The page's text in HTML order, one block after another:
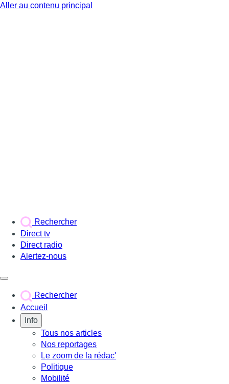
Aller au contenu principal
Rechercher
Direct tv
Direct radio
Alertez-nous
Rechercher
Accueil
Info
Tous nos articles
Nos reportages
Le zoom de la rédac'
Politique
Mobilité